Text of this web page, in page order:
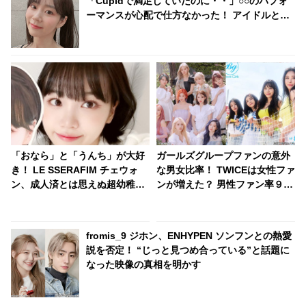
ーマンスが心配で仕方なかった！ アイドルとし
「おなら」と「うんち」が大好
き！ LE SSERAFIM チェウォ
ン、成人済とは思えぬ超幼稚な
り・・ 衝撃的なシーンに爆笑
ガールズグループファンの意外
な男女比率！ TWICEは女性ファ
ンが増えた？ 男性ファン率９割
fromis_9 ジホン、ENHYPEN ソンフンとの熱愛
説を否定！ “じっと見つめ合っている”と話題に
なった映像の真相を明かす